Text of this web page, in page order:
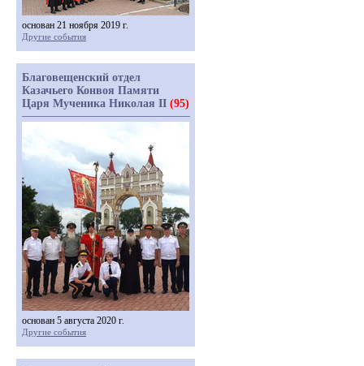
основан 21 ноября 2019 г.
Другие события
Благовещенский отдел
Казачьего Конвоя Памяти
Царя Мученика Николая II (95)
основан 5 августа 2020 г.
Другие события